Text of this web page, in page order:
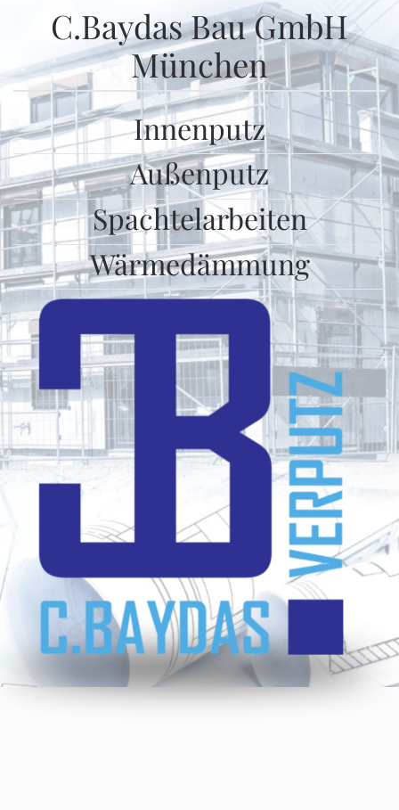
C.Baydas Bau GmbH
München
Innenputz
Außenputz
Spachtelarbeiten
Wärmedämmung